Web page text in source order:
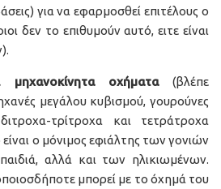
για να εφαρμοσθεί επιτέλους ο
δεν το επιθυμούν αυτό, ειτε είναι
οχήματα(βλέπε
μεγάλου κυβισμού, γουρούνες
τρίτροχα και τετράτροχα
ο μόνιμος εφιάλτης των γονιών
αλλά και των ηλικιωμένων.
μπορεί με το όχημά του